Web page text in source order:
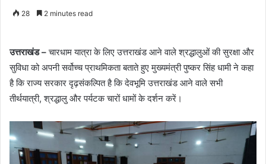
28 2 minutes read
उत्तराखंड –चारधाम यात्रा के लिए उत्तराखंड आने वाले श्रद्धालुओं की सुरक्षा और
सुविधा को अपनी सर्वोच्च प्राथमिकता बताते हुए मुख्यमंत्री पुष्कर सिंह धामी ने कहा
है कि राज्य सरकार दृढ़संकल्पित है कि देवभूमि उत्तराखंड आने वाले सभी
तीर्थयात्री, श्रद्धालु और पर्यटक चारों धामों के दर्शन करें।